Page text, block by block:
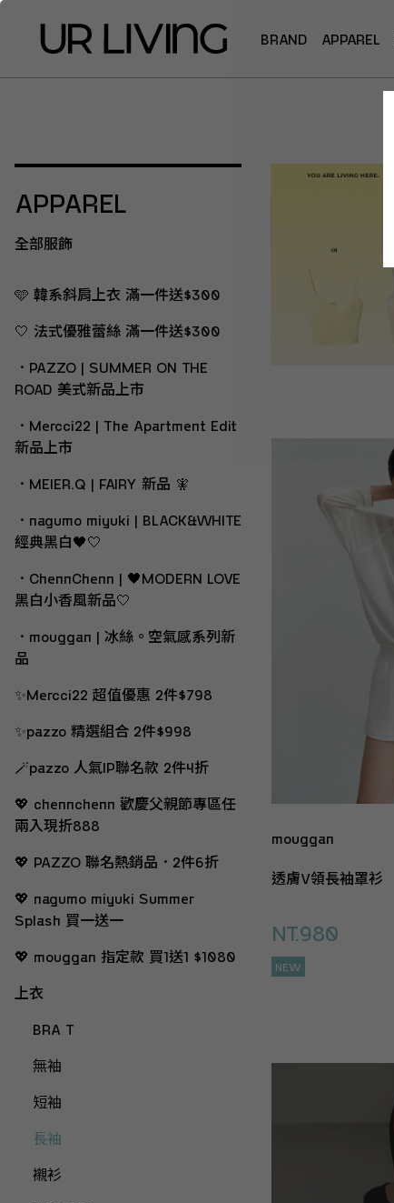
BRAND APPAREL
APPAREL
全部服飾
🩵 韓系斜肩上衣 滿一件送$300
🤍 法式優雅蕾絲 滿一件送$300
．PAZZO | SUMMER ON THE
ROAD 美式新品上市
．Mercci22 | The Apartment Edit
新品上市
．MEIER.Q | FAIRY 新品 🧚
．nagumo miyuki | BLACK&WHITE
經典黑白🖤🤍
．ChennChenn | 🖤MODERN LOVE
黑白小香風新品🤍
．mouggan | 冰絲。空氣感系列新
品
✨Mercci22 超值優惠 2件$798
✨pazzo 精選組合 2件$998
🪄pazzo 人氣IP聯名款 2件4折
💖 chennchenn 歡慶父親節專區任
兩入現折888
💖 PAZZO 聯名熱銷品．2件6折
💖 nagumo miyuki Summer
Splash 買一送一
💖 mouggan 指定款 買1送1 $1080
上衣
BRA T
無袖
短袖
長袖
襯衫
mouggan
透膚V領長袖罩衫
NT.980
NEW